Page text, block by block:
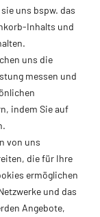
uns bspw. das
Inhalts und
uns die
messen und
indem Sie auf
von uns
die für Ihre
ermöglichen
und das
Angebote,